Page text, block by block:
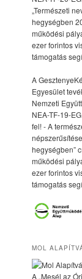
„Természeti
hegységben
működési
ezer forintos
támogatás
A
Egyesület
Nemzeti
NEA-TF-19-
fel! - A
hegységben”
működési
ezer forintos
támogatás
MOL
A „Mesél az